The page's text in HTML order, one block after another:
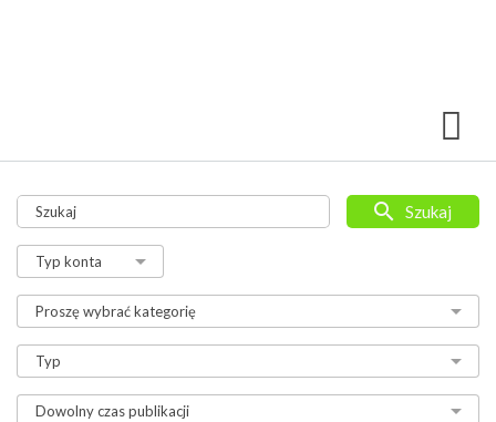
Szukaj